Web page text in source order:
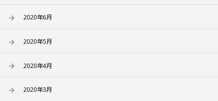
2020年6月
2020年5月
2020年4月
2020年3月